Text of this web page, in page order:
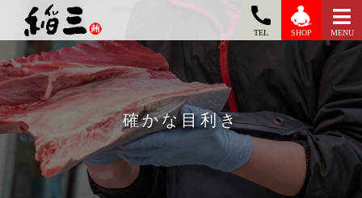
MENU
TEL SHOP
確かな目利き